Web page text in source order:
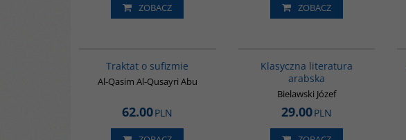
ZOBACZ ZOBACZ
Traktat o sufizmie
Al-Qasim Al-Qusayri Abu
62.00PLN
Klasyczna literatura
arabska
Bielawski Józef
29.00PLN